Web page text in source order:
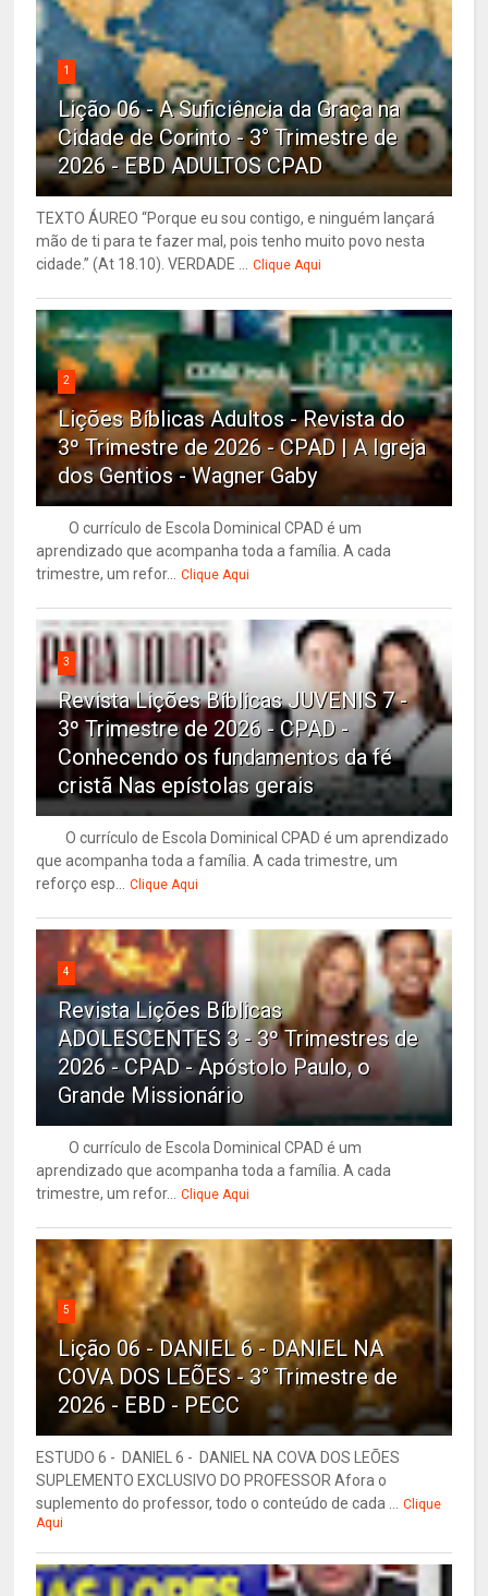
1
Lição 06 - A Suficiência da Graça na
Cidade de Corinto - 3° Trimestre de
2026 - EBD ADULTOS CPAD
TEXTO ÁUREO “Porque eu sou contigo, e ninguém lançará
mão de ti para te fazer mal, pois tenho muito povo nesta
cidade.” (At 18.10). VERDADE ... Clique Aqui
2
Lições Bíblicas Adultos - Revista do
3º Trimestre de 2026 - CPAD | A Igreja
dos Gentios - Wagner Gaby
O currículo de Escola Dominical CPAD é um
aprendizado que acompanha toda a família. A cada
trimestre, um refor... Clique Aqui
3
Revista Lições Bíblicas JUVENIS 7 -
3º Trimestre de 2026 - CPAD -
Conhecendo os fundamentos da fé
cristã Nas epístolas gerais
O currículo de Escola Dominical CPAD é um aprendizado
que acompanha toda a família. A cada trimestre, um
reforço esp... Clique Aqui
4
Revista Lições Bíblicas
ADOLESCENTES 3 - 3º Trimestres de
2026 - CPAD - Apóstolo Paulo, o
Grande Missionário
O currículo de Escola Dominical CPAD é um
aprendizado que acompanha toda a família. A cada
trimestre, um refor... Clique Aqui
5
Lição 06 - DANIEL 6 - DANIEL NA
COVA DOS LEÕES - 3° Trimestre de
2026 - EBD - PECC
ESTUDO 6 - DANIEL 6 - DANIEL NA COVA DOS LEÕES
SUPLEMENTO EXCLUSIVO DO PROFESSOR Afora o
suplemento do professor, todo o conteúdo de cada ... Clique
Aqui